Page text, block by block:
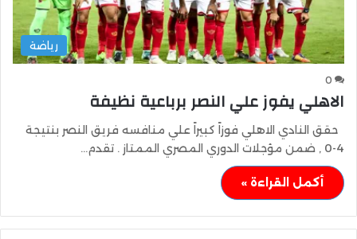
رياضة
0
الاهلي يفوز علي النصر برباعية نظيفة
حقق النادي الاهلي فوزاً كبيراً علي منافسه فريق النصر بنتيجة
4-0 , ضمن مؤجلات الدوري المصري الممتاز . تقدم…
أكمل القراءة »